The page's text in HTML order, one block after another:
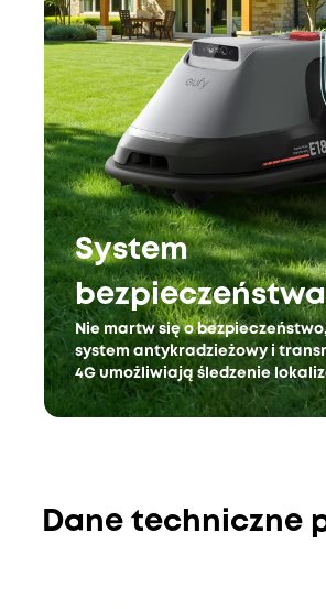
System
bezpieczeństwa
Nie martw się o
system antykradzieżowy i
4G umożliwiają śledzenie
Dane techniczne